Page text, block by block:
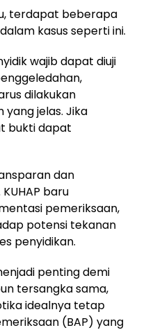
terdapat beberapa
kasus seperti ini.
wajib dapat diuji
dilakukan
jelas. Jika
bukti dapat
dan
baru
pemeriksaan,
potensi tekanan
penyidikan.
penting demi
tersangka sama,
idealnya tetap
(BAP) yang